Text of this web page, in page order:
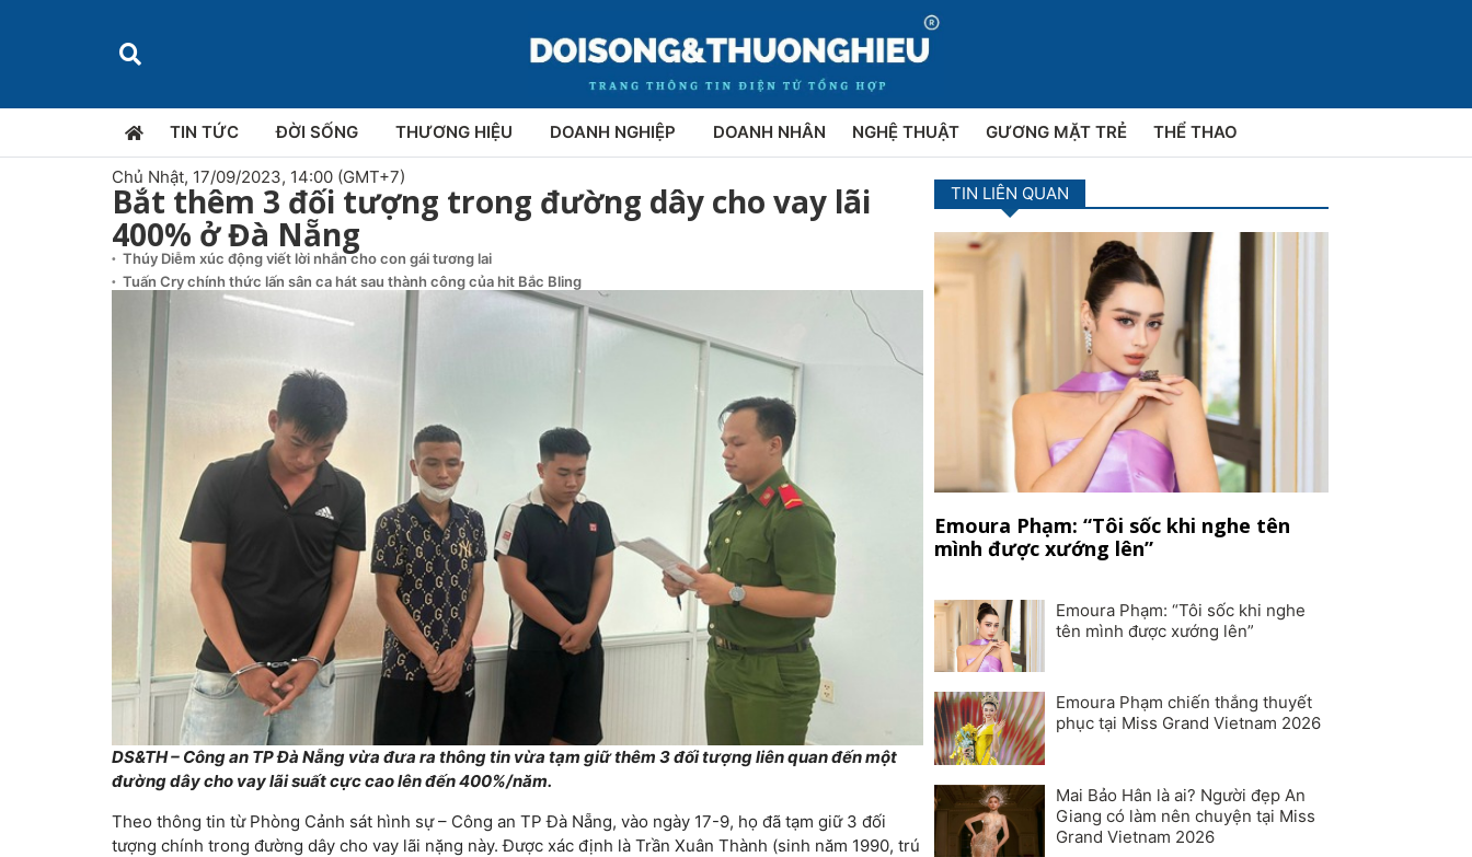
TIN TỨC ĐỜI SỐNG THƯƠNG HIỆU DOANH NGHIỆP DOANH NHÂN NGHỆ THUẬT GƯƠNG MẶT TRẺ THỂ THAO
Chủ Nhật, 17/09/2023, 14:00 (GMT+7)
Bắt thêm 3 đối tượng trong đường dây cho vay lãi
400% ở Đà Nẵng
Thúy Diễm xúc động viết lời nhắn cho con gái tương lai
Tuấn Cry chính thức lấn sân ca hát sau thành công của hit Bắc Bling
DS&TH – Công an TP Đà Nẵng vừa đưa ra thông tin vừa tạm giữ thêm 3 đối tượng liên quan đến một
đường dây cho vay lãi suất cực cao lên đến 400%/năm.
Theo thông tin từ Phòng Cảnh sát hình sự – Công an TP Đà Nẵng, vào ngày 17-9, họ đã tạm giữ 3 đối
tượng chính trong đường dây cho vay lãi nặng này. Được xác định là Trần Xuân Thành (sinh năm 1990, trú
TIN LIÊN QUAN
Emoura Phạm: “Tôi sốc khi nghe tên
mình được xướng lên”
Emoura Phạm: “Tôi sốc khi nghe
tên mình được xướng lên”
Emoura Phạm chiến thắng thuyết
phục tại Miss Grand Vietnam 2026
Mai Bảo Hân là ai? Người đẹp An
Giang có làm nên chuyện tại Miss
Grand Vietnam 2026